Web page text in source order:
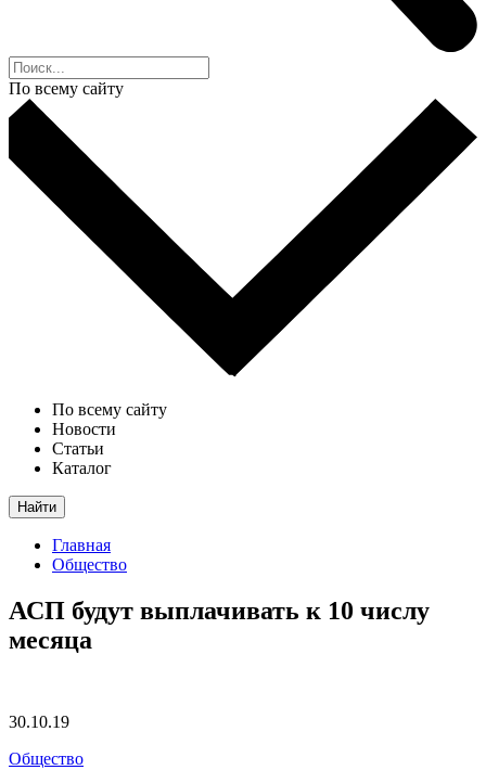
По всему сайту
По всему сайту
Новости
Статьи
Каталог
Найти
Главная
Общество
АСП будут выплачивать к 10 числу
месяца
30.10.19
Общество